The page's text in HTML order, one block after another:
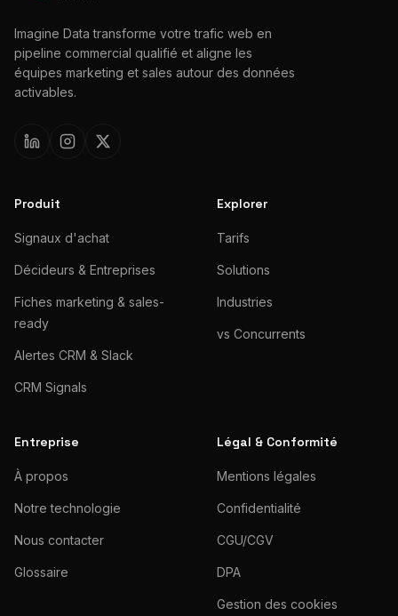
Imagine Data transforme votre trafic web en
pipeline commercial qualifié et aligne les
équipes marketing et sales autour des données
activables.
Produit
Signaux d'achat
Décideurs & Entreprises
Fiches marketing & sales-
ready
Alertes CRM & Slack
CRM Signals
Explorer
Tarifs
Solutions
Industries
vs Concurrents
Entreprise
À propos
Notre technologie
Nous contacter
Glossaire
Légal & Conformité
Mentions légales
Confidentialité
CGU/CGV
DPA
Gestion des cookies